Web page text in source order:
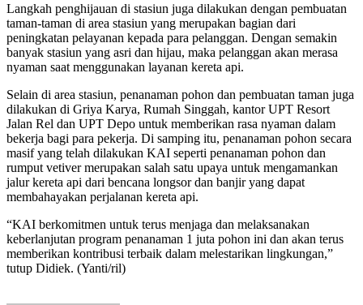
Langkah penghijauan di stasiun juga dilakukan dengan pembuatan
taman-taman di area stasiun yang merupakan bagian dari
peningkatan pelayanan kepada para pelanggan. Dengan semakin
banyak stasiun yang asri dan hijau, maka pelanggan akan merasa
nyaman saat menggunakan layanan kereta api.
Selain di area stasiun, penanaman pohon dan pembuatan taman juga
dilakukan di Griya Karya, Rumah Singgah, kantor UPT Resort
Jalan Rel dan UPT Depo untuk memberikan rasa nyaman dalam
bekerja bagi para pekerja. Di samping itu, penanaman pohon secara
masif yang telah dilakukan KAI seperti penanaman pohon dan
rumput vetiver merupakan salah satu upaya untuk mengamankan
jalur kereta api dari bencana longsor dan banjir yang dapat
membahayakan perjalanan kereta api.
“KAI berkomitmen untuk terus menjaga dan melaksanakan
keberlanjutan program penanaman 1 juta pohon ini dan akan terus
memberikan kontribusi terbaik dalam melestarikan lingkungan,”
tutup Didiek. (Yanti/ril)